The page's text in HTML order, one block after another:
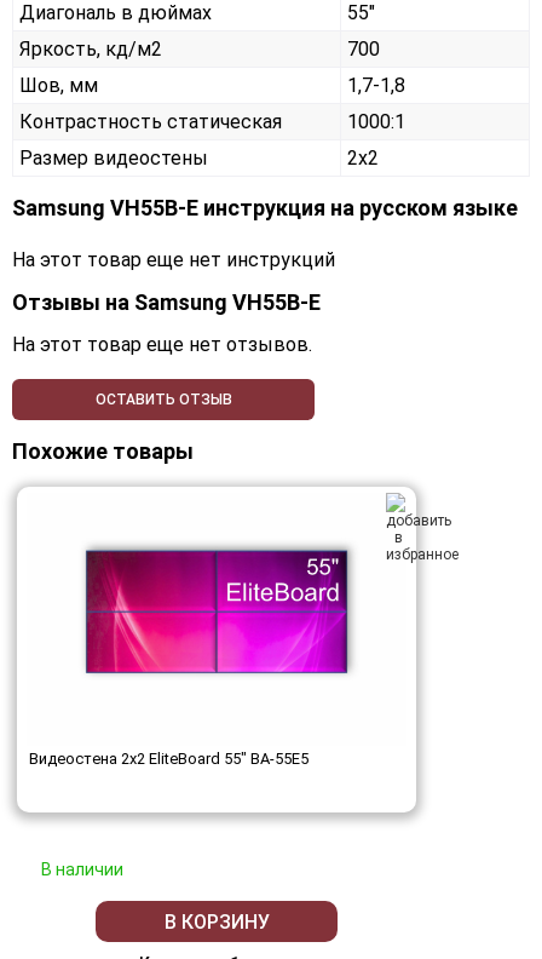
Диагональ в дюймах
55"
Яркость, кд/м2
700
Шов, мм
1,7-1,8
Контрастность статическая
1000:1
Размер видеостены
2x2
Samsung VH55B-E инструкция на русском языке
На этот товар еще нет инструкций
Отзывы на Samsung VH55B-E
На этот товар еще нет отзывов.
ОСТАВИТЬ ОТЗЫВ
Похожие товары
Видеостена 2x2 EliteBoard 55" BA-55E5
В наличии
В КОРЗИНУ